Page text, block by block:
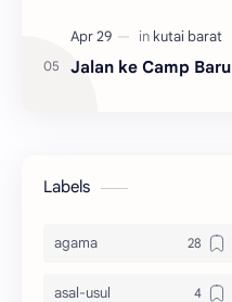
Jalan ke Camp Baru
Labels
agama
asal-usul